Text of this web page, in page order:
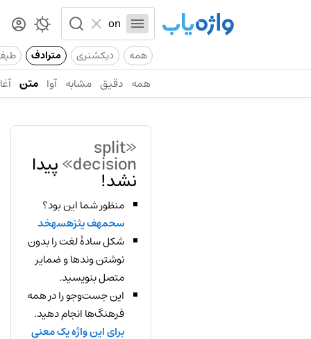
همه دیکشنری مترادف
همه دقیق مشابه آوا متن
«split
decision» پیدا
نشد!
منظور شما این بود؟
سحمهف یثزهسهخد
شکل سادهٔ لغت را بدون
نوشتن وندها و ضمایر
متصل بنویسید.
این جست‌وجو را در همه
فرهنگ‌ها انجام دهید.
برای این واژه یک معنی